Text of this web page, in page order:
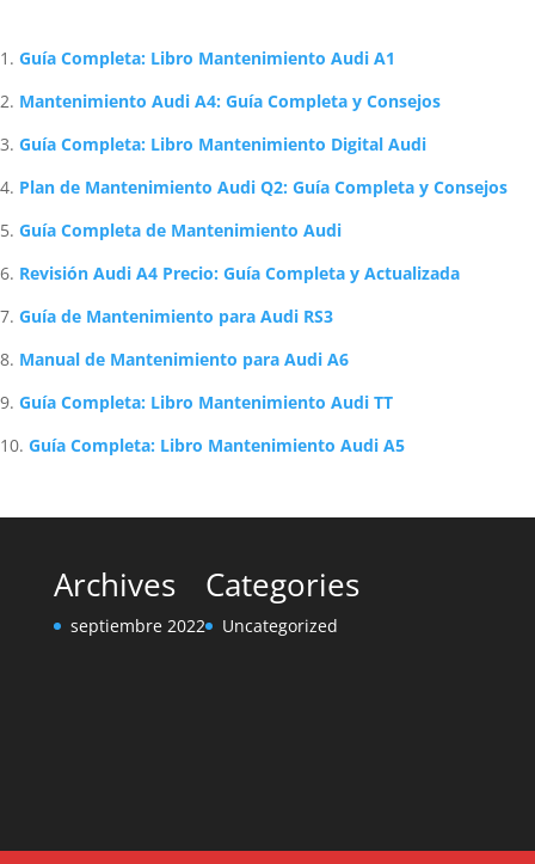
Guía Completa: Libro Mantenimiento Audi A1
Mantenimiento Audi A4: Guía Completa y Consejos
Guía Completa: Libro Mantenimiento Digital Audi
Plan de Mantenimiento Audi Q2: Guía Completa y Consejos
Guía Completa de Mantenimiento Audi
Revisión Audi A4 Precio: Guía Completa y Actualizada
Guía de Mantenimiento para Audi RS3
Manual de Mantenimiento para Audi A6
Guía Completa: Libro Mantenimiento Audi TT
Guía Completa: Libro Mantenimiento Audi A5
Archives
septiembre 2022
Categories
Uncategorized